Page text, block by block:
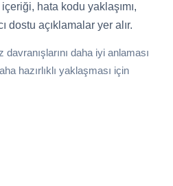
hata kodu yaklaşımı,
dostu açıklamalar yer alır.
davranışlarını daha iyi anlaması
hazırlıklı yaklaşması için